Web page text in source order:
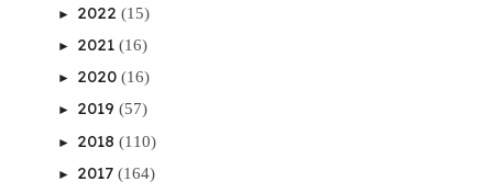
► 2022 (15)
► 2021 (16)
► 2020 (16)
► 2019 (57)
► 2018 (110)
► 2017 (164)